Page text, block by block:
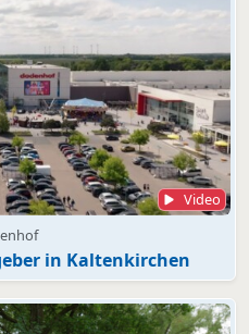
Video
in Kaltenkirchen